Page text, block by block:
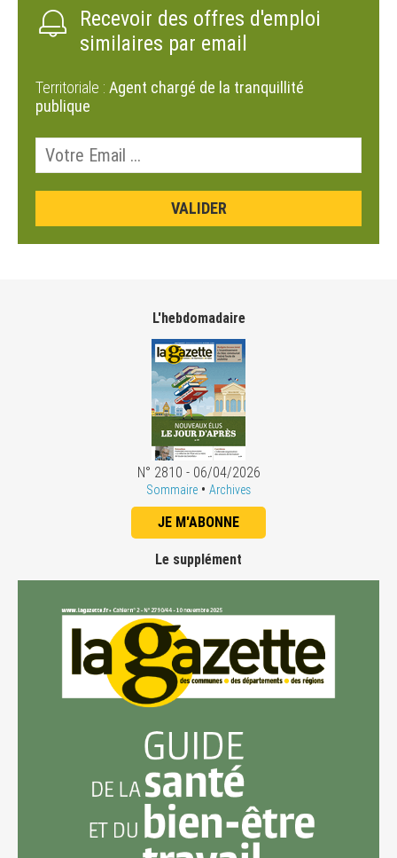
Recevoir des offres d'emploi
similaires par email
Territoriale : Agent chargé de la tranquillité
publique
L'hebdomadaire
N° 2810 - 06/04/2026
Sommaire • Archives
JE M'ABONNE
Le supplément